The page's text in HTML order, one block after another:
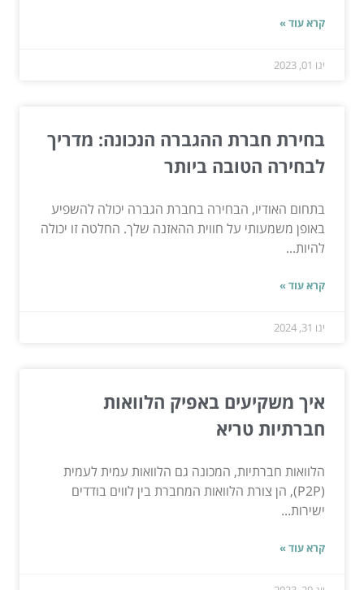
קרא עוד »
ינו 01, 2023
בחירת חברת ההגברה הנכונה: מדריך
לבחירה הטובה ביותר
בתחום האודיו, הבחירה בחברת הגברה יכולה להשפיע
באופן משמעותי על חווית ההאזנה שלך. החלטה זו יכולה
להיות...
קרא עוד »
ינו 31, 2024
איך משקיעים באפיק הלוואות
חברתיות טריא
הלוואות חברתיות, המכונה גם הלוואות עמית לעמית
(P2P), הן צורת הלוואות המחברת בין לווים בודדים
ישירות...
קרא עוד »